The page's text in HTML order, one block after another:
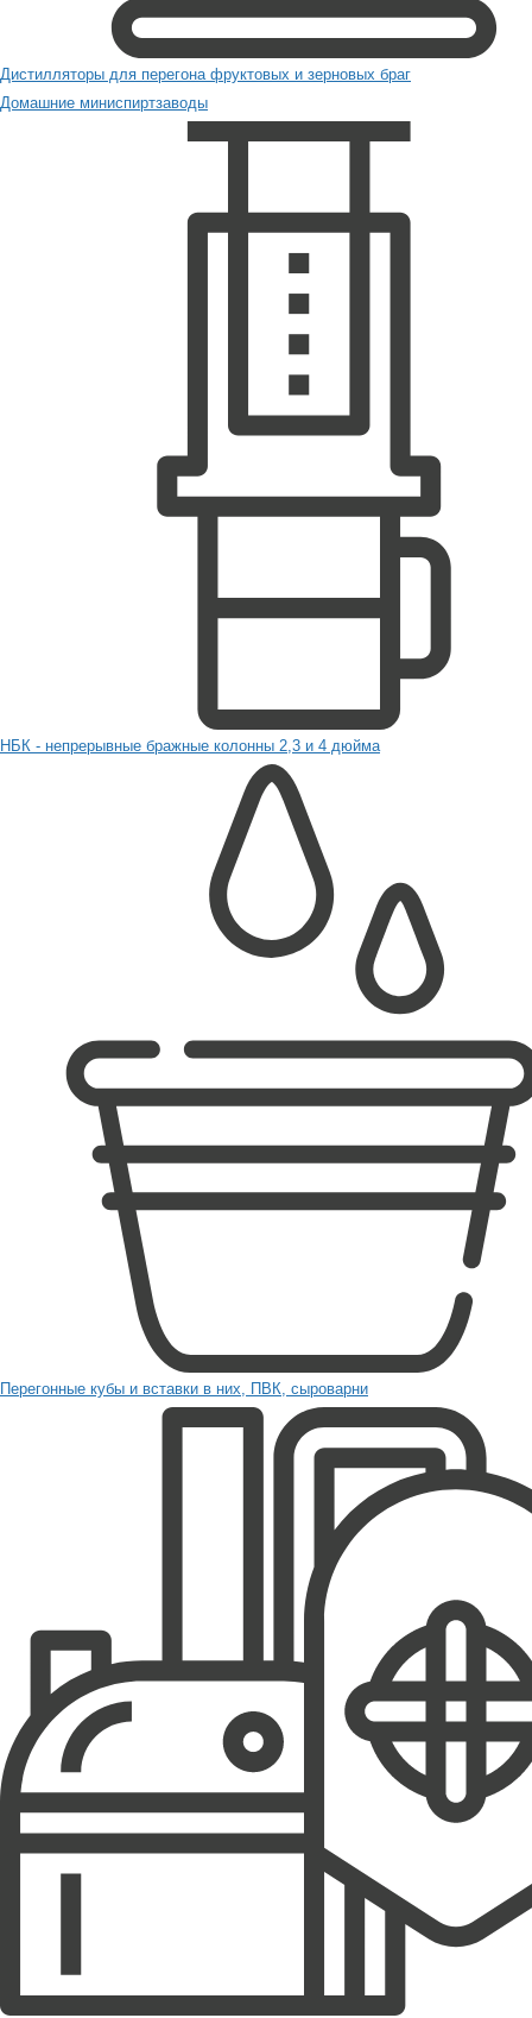
Дистилляторы для перегона фруктовых и зерновых браг
Домашние миниспиртзаводы
НБК - непрерывные бражные колонны 2,3 и 4 дюйма
Перегонные кубы и вставки в них, ПВК, сыроварни